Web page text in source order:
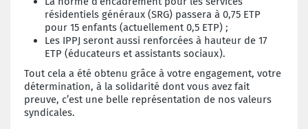
résidentiels généraux (SRG) passera à 0,75 ETP
pour 15 enfants (actuellement 0,5 ETP) ;
Les IPPJ seront aussi renforcées à hauteur de 17
ETP (éducateurs et assistants sociaux).
Tout cela a été obtenu grâce à votre engagement, votre
détermination, à la solidarité dont vous avez fait
preuve, c’est une belle représentation de nos valeurs
syndicales.